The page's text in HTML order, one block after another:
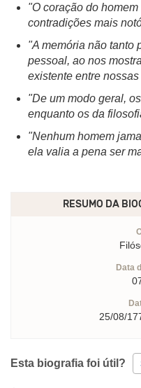
"O coração do
contradições mais
"A memória não tanto
pessoal, ao nos
existente entre
"De um modo geral,
enquanto os da
"Nenhum homem
ela valia a pena ser
RESUMO DA
Data
25/08/
Esta biografia foi útil?